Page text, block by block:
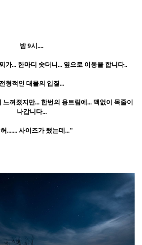
밤 9시....
가... 한마디 솟더니... 옆으로 이동을 합니다..
전형적인 대물의 입질...
느껴졌지만... 한번의 용트림에... 맥없이 목줄이
나갑니다...
....... 사이즈가 됐는데..."